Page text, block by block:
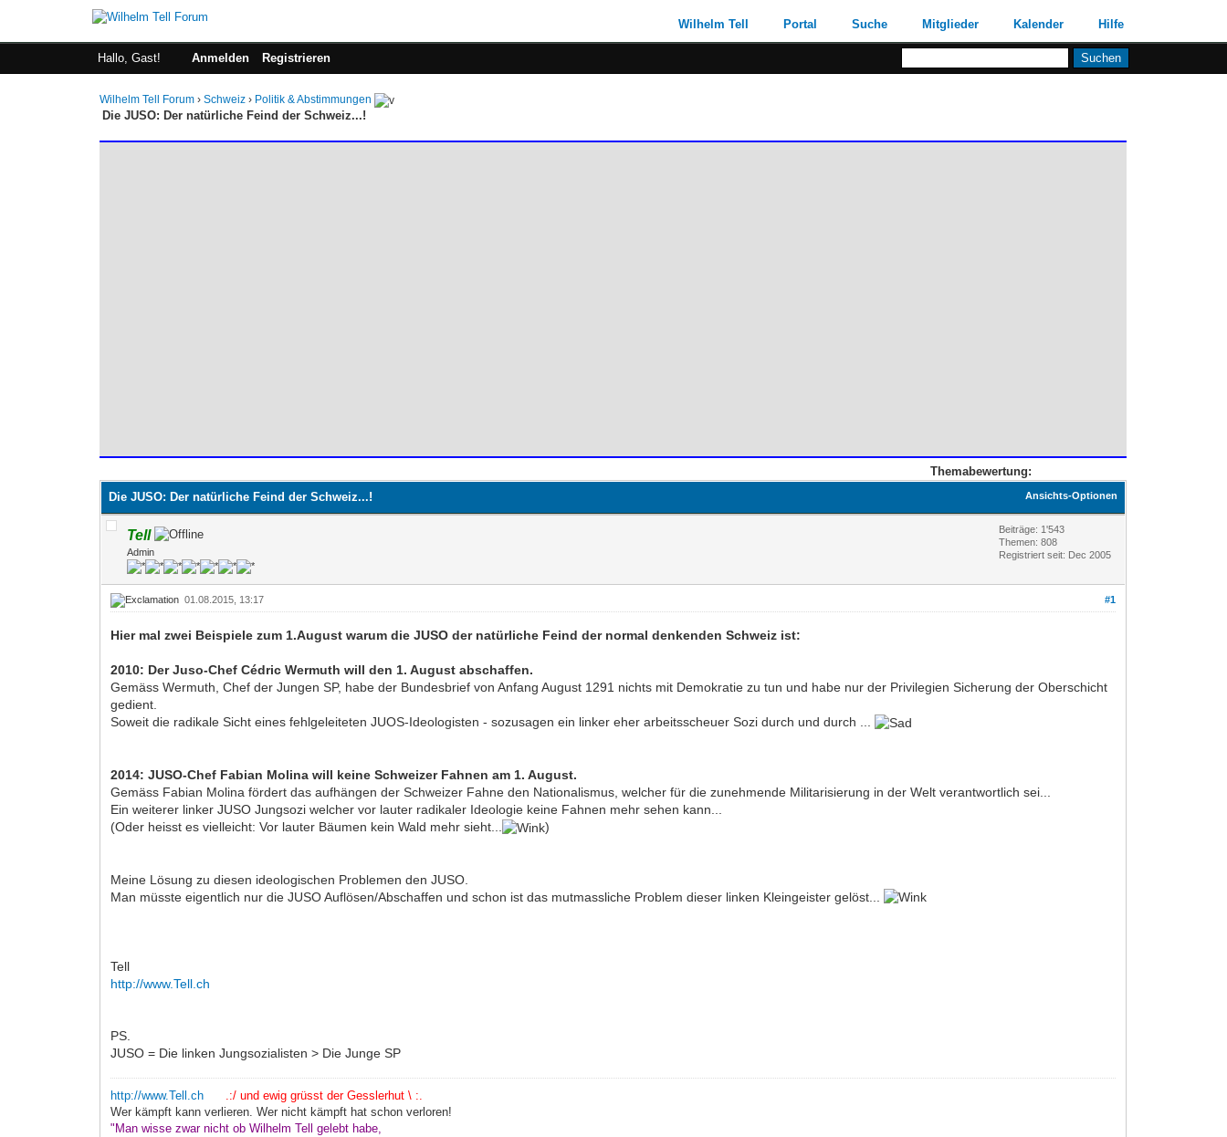
Wilhelm Tell Portal Suche Mitglieder Kalender Hilfe
Hallo, Gast! Anmelden Registrieren
Wilhelm Tell Forum ›Schweiz › Politik & Abstimmungen
Die JUSO: Der natürliche Feind der Schweiz...!
Themabewertung:
Ansichts-Optionen
Die JUSO: Der natürliche Feind der Schweiz...!
Tell
Admin
Beiträge: 1'543
Themen: 808
Registriert seit: Dec 2005
#1
01.08.2015, 13:17
Hier mal zwei Beispiele zum 1.August warum die JUSO der natürliche Feind der normal denkenden Schweiz ist:
2010: Der Juso-Chef Cédric Wermuth will den 1. August abschaffen.
Gemäss Wermuth, Chef der Jungen SP, habe der Bundesbrief von Anfang August 1291 nichts mit Demokratie zu tun und habe nur der Privilegien Sicherung der Oberschicht
gedient.
Soweit die radikale Sicht eines fehlgeleiteten JUOS-Ideologisten - sozusagen ein linker eher arbeitsscheuer Sozi durch und durch ...
2014: JUSO-Chef Fabian Molina will keine Schweizer Fahnen am 1. August.
Gemäss Fabian Molina fördert das aufhängen der Schweizer Fahne den Nationalismus, welcher für die zunehmende Militarisierung in der Welt verantwortlich sei...
Ein weiterer linker JUSO Jungsozi welcher vor lauter radikaler Ideologie keine Fahnen mehr sehen kann...
(Oder heisst es vielleicht: Vor lauter Bäumen kein Wald mehr sieht...
)
Meine Lösung zu diesen ideologischen Problemen den JUSO.
Man müsste eigentlich nur die JUSO Auflösen/Abschaffen und schon ist das mutmassliche Problem dieser linken Kleingeister gelöst...
Tell
http://www.Tell.ch
PS.
JUSO = Die linken Jungsozialisten > Die Junge SP
http://www.Tell.ch
.:/ und ewig grüsst der Gesslerhut \ :.
Wer kämpft kann verlieren. Wer nicht kämpft hat schon verloren!
"Man wisse zwar nicht ob Wilhelm Tell gelebt habe,